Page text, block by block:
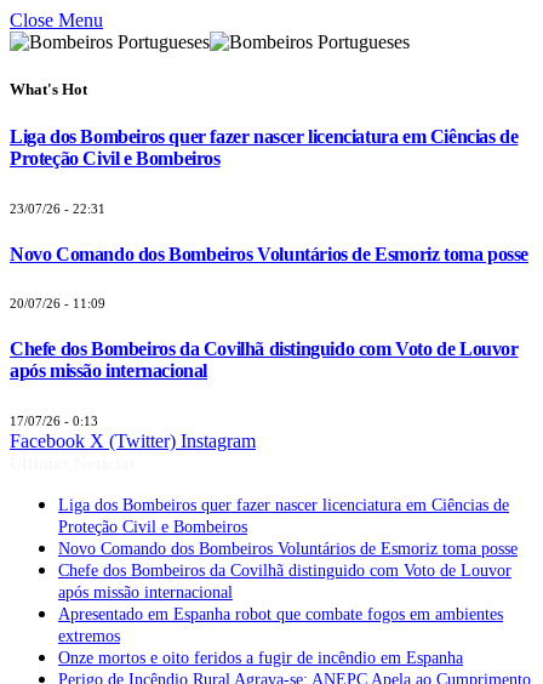
Close Menu
What's Hot
Liga dos Bombeiros quer fazer nascer licenciatura em Ciências de
Proteção Civil e Bombeiros
23/07/26 - 22:31
Novo Comando dos Bombeiros Voluntários de Esmoriz toma posse
20/07/26 - 11:09
Chefe dos Bombeiros da Covilhã distinguido com Voto de Louvor
após missão internacional
17/07/26 - 0:13
Facebook X (Twitter) Instagram
Liga dos Bombeiros quer fazer nascer licenciatura em Ciências de
Proteção Civil e Bombeiros
Novo Comando dos Bombeiros Voluntários de Esmoriz toma posse
Chefe dos Bombeiros da Covilhã distinguido com Voto de Louvor
após missão internacional
Apresentado em Espanha robot que combate fogos em ambientes
extremos
Onze mortos e oito feridos a fugir de incêndio em Espanha
Perigo de Incêndio Rural Agrava-se: ANEPC Apela ao Cumprimento